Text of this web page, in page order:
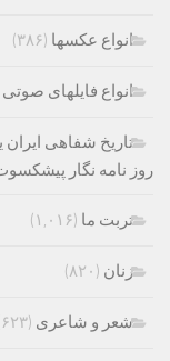
انواع عکسها (۳۸۶)
انواع فایلهای صوتی
تاریخ شفاهی
روز نامه نگار
تربت ما (۱,۰۱۶)
زنان (۸۲۰)
شعر و شاعری (۶۲۳)